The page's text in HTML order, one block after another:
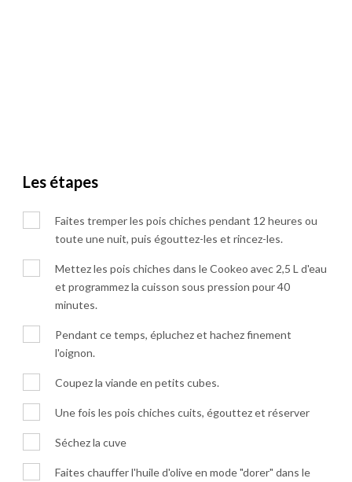
Les étapes
Faites tremper les pois chiches pendant 12 heures ou
toute une nuit, puis égouttez-les et rincez-les.
Mettez les pois chiches dans le Cookeo avec 2,5 L d'eau
et programmez la cuisson sous pression pour 40
minutes.
Pendant ce temps, épluchez et hachez finement
l'oignon.
Coupez la viande en petits cubes.
Une fois les pois chiches cuits, égouttez et réserver
Séchez la cuve
Faites chauffer l'huile d'olive en mode "dorer" dans le